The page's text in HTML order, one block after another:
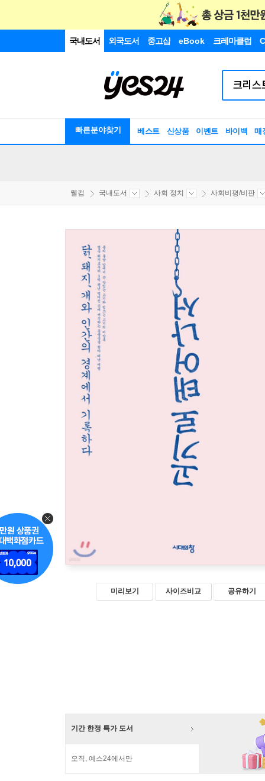
국내도서 외국도서 중고샵 eBook 크레마클럽
빠른분야찾기 베스트 신상품 이벤트 바이백 매
웰컴 국내도서 사회 정치 사회비평/비판
미리보기 사이즈비교 공유하기
기간 한정 특가 도서
오직, 예스24에서만